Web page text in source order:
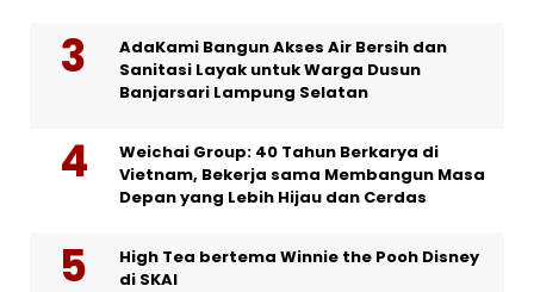
AdaKami Bangun Akses Air Bersih dan
Sanitasi Layak untuk Warga Dusun
Banjarsari Lampung Selatan
Weichai Group: 40 Tahun Berkarya di
Vietnam, Bekerja sama Membangun Masa
Depan yang Lebih Hijau dan Cerdas
High Tea bertema Winnie the Pooh Disney
di SKAI